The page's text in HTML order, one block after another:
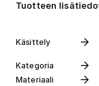
Tuotteen
Käsittely
Kategoria
Materiaali